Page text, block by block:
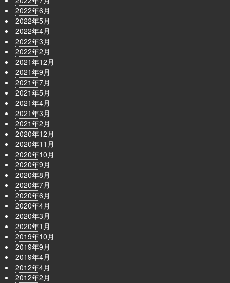
2022年6月
2022年5月
2022年4月
2022年3月
2022年2月
2021年12月
2021年9月
2021年7月
2021年5月
2021年4月
2021年3月
2021年2月
2020年12月
2020年11月
2020年10月
2020年9月
2020年8月
2020年7月
2020年6月
2020年4月
2020年3月
2020年1月
2019年10月
2019年9月
2019年4月
2012年4月
2012年2月